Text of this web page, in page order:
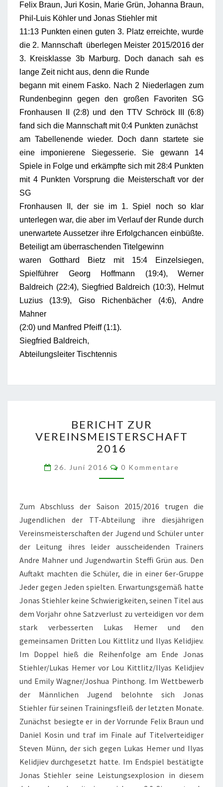
Felix Braun, Juri Kosin, Marie Grün, Johanna Braun,
Phil-Luis Köhler und Jonas Stiehler mit
11:13 Punkten einen guten 3. Platz erreichte, wurde
die 2. Mannschaft überlegen Meister 2015/2016 der
3. Kreisklasse 3b Marburg. Doch danach sah es
lange Zeit nicht aus, denn die Runde
begann mit einem Fasko. Nach 2 Niederlagen zum
Rundenbeginn gegen den großen Favoriten SG
Fronhausen II (2:8) und den TTV Schröck III (6:8)
fand sich die Mannschaft mit 0:4 Punkten zunächst
am Tabellenende wieder. Doch dann startete sie
eine imponierene Siegesserie. Sie gewann 14
Spiele in Folge und erkämpfte sich mit 28:4 Punkten
mit 4 Punkten Vorsprung die Meisterschaft vor der
SG
Fronhausen II, der sie im 1. Spiel noch so klar
unterlegen war, die aber im Verlauf der Runde durch
unerwartete Aussetzer ihre Erfolgchancen einbüßte.
Beteiligt am überraschenden Titelgewinn
waren Gotthard Bietz mit 15:4 Einzelsiegen,
Spielführer Georg Hoffmann (19:4), Werner
Baldreich (22:4), Siegfried Baldreich (10:3), Helmut
Luzius (13:9), Giso Richenbächer (4:6), Andre
Mahner
(2:0) und Manfred Pfeiff (1:1).
Siegfried Baldreich,
Abteilungsleiter Tischtennis
ZUR
VEREINSMEISTERSCHAFT
2016
BERICHT ZUR
VEREINSMEISTERSCHAFT
2016
26. Juni 2016 Kommentare
0 Kommentare
Zum Abschluss der Saison 2015/2016 trugen die
Jugendlichen der TT-Abteilung ihre diesjährigen
Vereinsmeisterschaften der Jugend und Schüler unter
der Leitung ihres leider ausscheidenden Trainers
Andre Mahner und Jugendwartin Steffi Grün aus. Den
Auftakt machten die Schüler, die in einer 6er-Gruppe
Jeder gegen Jeden spielten. Erwartungsgemäß hatte
Jonas Stiehler keine Schwierigkeiten, seinen Titel aus
dem Vorjahr ohne Satzverlust zu verteidigen vor dem
stark verbesserten Lukas Hemer und den
gemeinsamen Dritten Lou Kittlitz und Ilyas Kelidjiev.
Im Doppel hieß die Reihenfolge am Ende Jonas
Stiehler/Lukas Hemer vor Lou Kittlitz/Ilyas Kelidjiev
und Emily Wagner/Joshua Pinthong. Im Wettbewerb
der Männlichen Jugend belohnte sich Jonas
Stiehler für seinen Trainingsfleiß der letzten Monate.
Zunächst besiegte er in der Vorrunde Felix Braun und
Daniel Kosin und traf im Finale auf Titelverteidiger
Steven Münn, der sich gegen Lukas Hemer und Ilyas
Kelidjiev durchgesetzt hatte. Im Endspiel bestätigte
Jonas Stiehler seine Leistungsexplosion in diesem